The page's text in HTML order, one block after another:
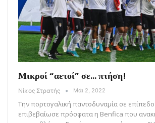
Μικροί “αετοί” σε… πτήση!
Νίκος Στρατής Μάι 2, 2022
Την πορτογαλική παντοδυναμία σε
επιβεβαίωσε πρόσφατα η Benfica που